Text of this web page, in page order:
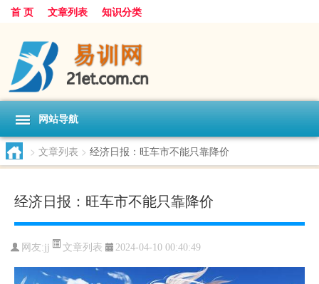
首 页 文章列表 知识分类
网站导航
> 文章列表 > 经济日报：旺车市不能只靠降价
经济日报：旺车市不能只靠降价
网友:jj 文章列表 2024-04-10 00:40:49